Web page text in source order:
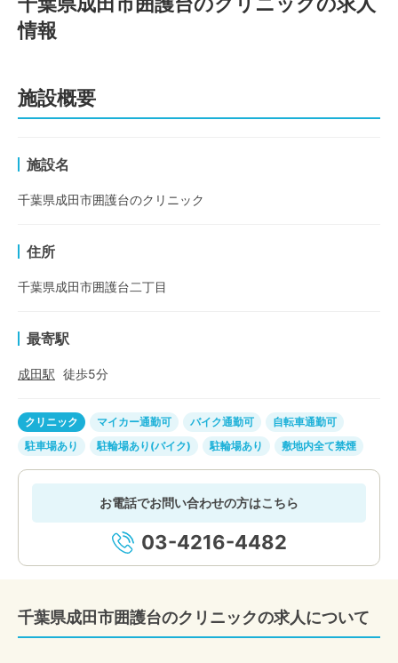
情報
施設概要
施設名
千葉県成田市囲護台のクリニック
住所
千葉県成田市囲護台二丁目
最寄駅
成田駅 徒歩5分
クリニック マイカー通勤可 バイク通勤可
自転車通勤可
駐車場あり
駐輪場あり(バイク) 駐輪場あり 敷地内全て禁煙
お電話でお問い合わせの方はこちら
03-4216-4482
千葉県成田市囲護台のクリニックの求人について